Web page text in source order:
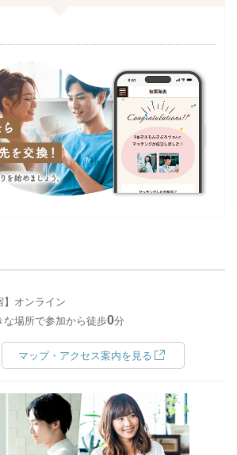
】オンライン
な場所で参加から徒歩0分
マップ・アクセス案内を見る